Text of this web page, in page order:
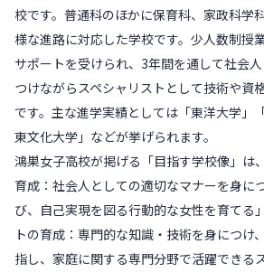
校です。普通科のほかに保育科、家政科学
様な進路に対応した学校です。少人数制授
サポートを受けられ、3年間を通して社会
つけながらスペシャリストとして技術や資
です。主な進学実績としては「東洋大学」
東文化大学」などが挙げられます。
鴻巣女子高校が掲げる「目指す学校像」は
育成：社会人としての適切なマナーを身に
び、自己実現を図る行動的な女性を育てる
トの育成：専門的な知識・技術を身につけ
指し、家庭に関する専門分野で活躍できる